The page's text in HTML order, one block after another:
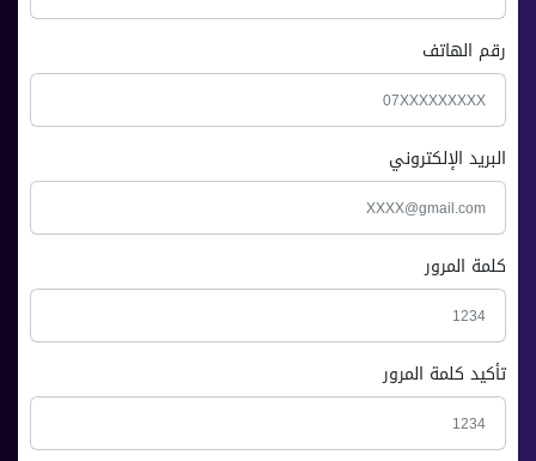
رقم الهاتف
البريد الإلكتروني
كلمة المرور
تأكيد كلمة المرور